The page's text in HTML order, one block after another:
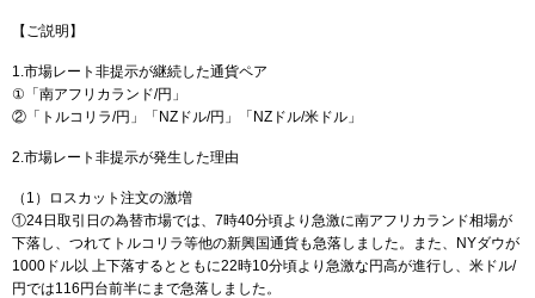
【ご説明】
1.市場レート非提示が継続した通貨ペア
①「南アフリカランド/円」
②「トルコリラ/円」「NZドル/円」「NZドル/米ドル」
2.市場レート非提示が発生した理由
（1）ロスカット注文の激増
①24日取引日の為替市場では、7時40分頃より急激に南アフリカランド相場が
下落し、つれてトルコリラ等他の新興国通貨も急落しました。また、NYダウが
1000ドル以 上下落するとともに22時10分頃より急激な円高が進行し、米ドル/
円では116円台前半にまで急落しました。